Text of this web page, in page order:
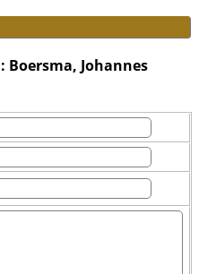
Boersma, Johannes